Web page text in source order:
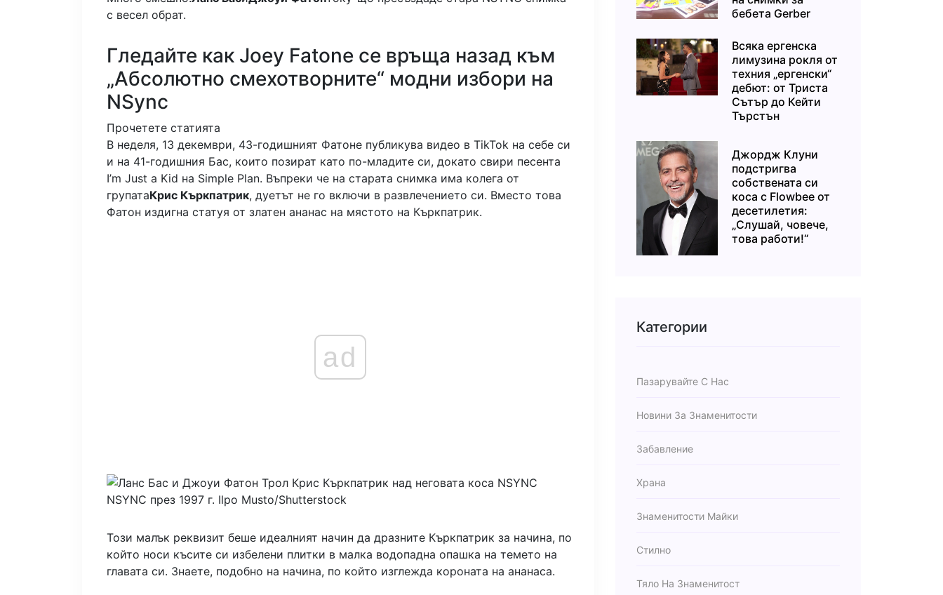
с весел обрат.
Гледайте как Joey Fatone се връща назад към
„Абсолютно смехотворните“ модни избори на
NSync
Прочетете статията
В неделя, 13 декември, 43-годишният Фатоне публикува видео в TikTok на себе си
и на 41-годишния Бас, които позират като по-младите си, докато свири песента
I’m Just a Kid на Simple Plan. Въпреки че на старата снимка има колега от
групатаКрис Къркпатрик, дуетът не го включи в развлечението си. Вместо това
Фатон издигна статуя от златен ананас на мястото на Къркпатрик.
ad
NSYNC през 1997 г. Ilpo Musto/Shutterstock
Този малък реквизит беше идеалният начин да дразните Къркпатрик за начина, по
който носи късите си избелени плитки в малка водопадна опашка на темето на
главата си. Знаете, подобно на начина, по който изглежда короната на ананаса.
бебета Gerber
Всяка ергенска
лимузина рокля от
техния „ергенски“
дебют: от Триста
Сътър до Кейти
Търстън
Джордж Клуни
подстригва
собствената си
коса с Flowbee от
десетилетия:
„Слушай, човече,
това работи!“
Категории
Пазарувайте С Нас
Новини За Знаменитости
Забавление
Храна
Знаменитости Майки
Стилно
Тяло На Знаменитост